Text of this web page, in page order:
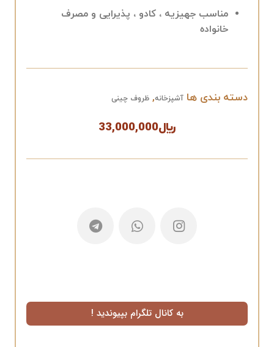
مناسب جهیزیه ، کادو ، پذیرایی و مصرف
خانواده
دسته بندی ها آشپزخانه, ظروف چینی
﷼33,000,000
به کانال تلگرام بپیوندید !